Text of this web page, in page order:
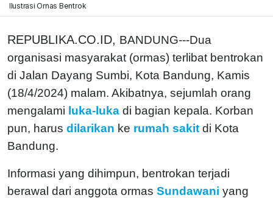
Ilustrasi Ornas Bentrok
REPUBLIKA.CO.ID, BANDUNG---Dua
organisasi masyarakat (ormas) terlibat bentrokan
di Jalan Dayang Sumbi, Kota Bandung, Kamis
(18/4/2024) malam. Akibatnya, sejumlah orang
mengalami luka-luka di bagian kepala. Korban
pun, harus dilarikan ke rumah sakit di Kota
Bandung.
Informasi yang dihimpun, bentrokan terjadi
berawal dari anggota ormas Sundawani yang